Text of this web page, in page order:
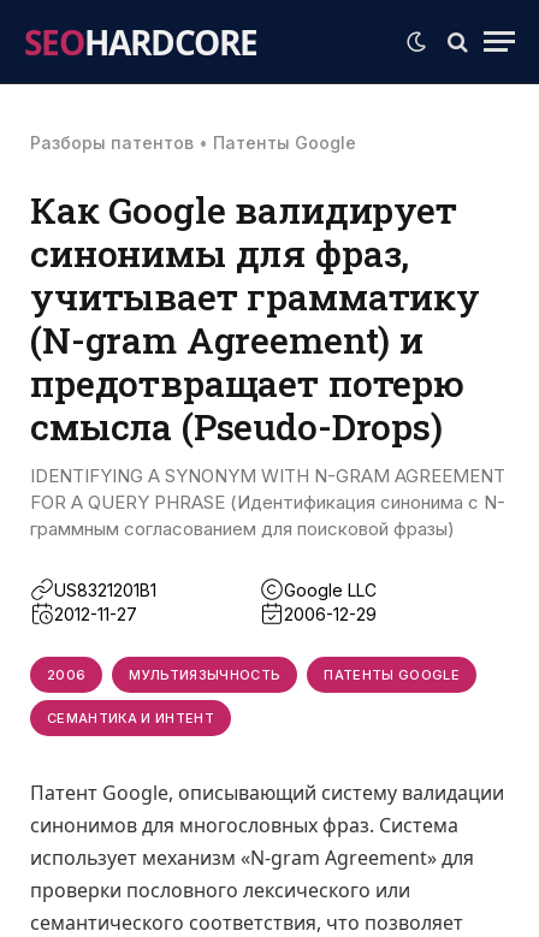
SEOHARDCORE
Разборы патентов • Патенты Google
Как Google валидирует
синонимы для фраз,
учитывает грамматику
(N-gram Agreement) и
предотвращает потерю
смысла (Pseudo-Drops)
IDENTIFYING A SYNONYM WITH N-GRAM AGREEMENT
FOR A QUERY PHRASE (Идентификация синонима с N-
граммным согласованием для поисковой фразы)
US8321201B1
Google LLC
2012-11-27
2006-12-29
2006 МУЛЬТИЯЗЫЧНОСТЬ ПАТЕНТЫ GOOGLE
СЕМАНТИКА И ИНТЕНТ
Патент Google, описывающий систему валидации
синонимов для многословных фраз. Система
использует механизм «N-gram Agreement» для
проверки пословного лексического или
семантического соответствия, что позволяет